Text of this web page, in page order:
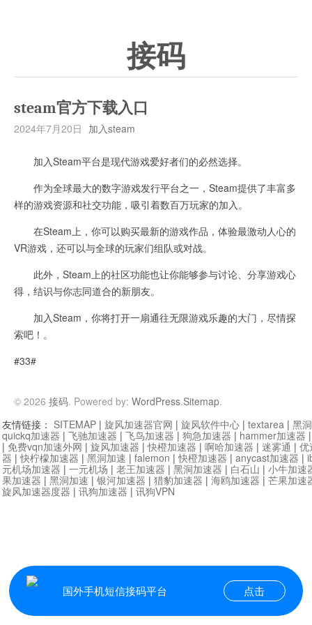
接码
steam官方下载入口
2024年7月20日 加入steam
加入Steam平台是现代游戏爱好者们的必然选择。
作为全球最大的数字游戏发行平台之一，Steam提供了丰富多
样的游戏资源和社交功能，吸引着数百万玩家的加入。
在Steam上，你可以购买最新的游戏作品，体验最激动人心的
VR游戏，还可以与全球的玩家们组队或对战。
此外，Steam上的社区功能也让你能够参与讨论、分享游戏心
得，结识与你志同道合的新朋友。
加入Steam，你将打开一扇通往无限游戏乐趣的大门，尽情探
索吧！。
#33#
© 2026 接码. Powered by: WordPress.Sitemap.
国外手机短信接码平台 点击
友情链接： SITEMAP | 旋风加速器官网 | 旋风软件中心 | textarea | 黑
quickq加速器 | 飞驰加速器 | 飞鸟加速器 | 狗急加速器 | hammer加速器
| 免费vqn加速外网 | 旋风加速器 |快橙加速器 | 啊哈加速器 | 迷雾通 | 优
器 |快柠檬加速器 | 黑洞加速 | falemon |快橙加速器 | anycast加速器 |
元机场加速器 | 一元机场 | 老王加速器 | 黑洞加速器 | 白石山 | 小牛加速
果加速器 | 黑洞加速 | 银河加速器 | 猎豹加速器 | 海鸥加速器 | 芒果加速
旋风加速器度器 | 讯狗加速器 | 讯狗VPN